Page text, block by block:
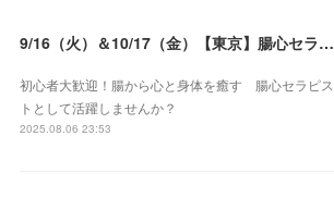
9/16（火）＆10/17（金）【東京】腸心セラピスト養成コース《２日間コース》開講決定
初心者大歓迎！腸から心と身体を癒す 腸心セラピス
トとして活躍しませんか？
2025.08.06 23:53